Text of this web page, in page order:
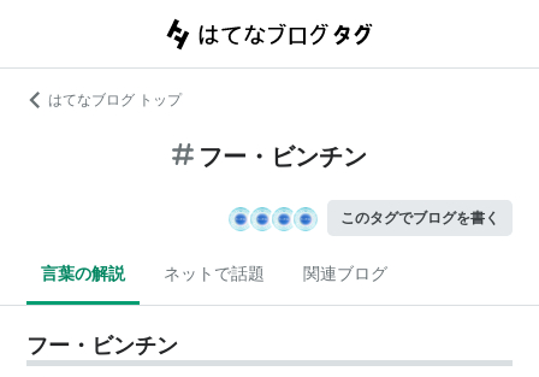
はてなブログ トップ
フー・ビンチン
このタグでブログを書く
言葉の解説 ネットで話題 関連ブログ
フー・ビンチン